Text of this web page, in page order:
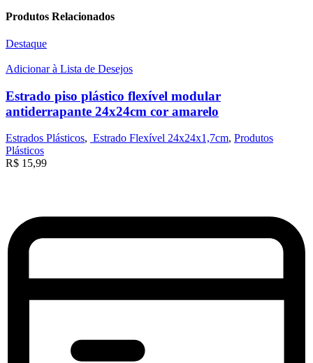
Produtos Relacionados
Destaque
Adicionar à Lista de Desejos
Estrado piso plástico flexível modular
antiderrapante 24x24cm cor amarelo
Estrados Plásticos, Estrado Flexível 24x24x1,7cm, Produtos
Plásticos
R$ 15,99